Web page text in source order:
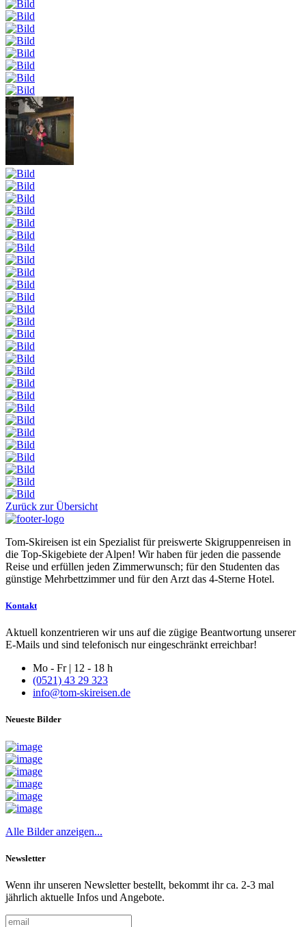
Zurück zur Übersicht
Tom-Skireisen ist ein Spezialist für preiswerte Skigruppenreisen in
die Top-Skigebiete der Alpen! Wir haben für jeden die passende
Reise und erfüllen jeden Zimmerwunsch; für den Studenten das
günstige Mehrbettzimmer und für den Arzt das 4-Sterne Hotel.
Kontakt
Aktuell konzentrieren wir uns auf die zügige Beantwortung unserer
E-Mails und sind telefonisch nur eingeschränkt erreichbar!
Mo - Fr | 12 - 18 h
(0521) 43 29 323
info@tom-skireisen.de
Neueste Bilder
Alle Bilder anzeigen...
Newsletter
Wenn ihr unseren Newsletter bestellt, bekommt ihr ca. 2-3 mal
jährlich aktuelle Infos und Angebote.